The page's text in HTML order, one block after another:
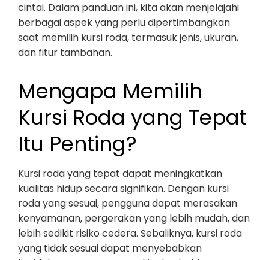
cintai. Dalam panduan ini, kita akan menjelajahi
berbagai aspek yang perlu dipertimbangkan
saat memilih kursi roda, termasuk jenis, ukuran,
dan fitur tambahan.
Mengapa Memilih
Kursi Roda yang Tepat
Itu Penting?
Kursi roda yang tepat dapat meningkatkan
kualitas hidup secara signifikan. Dengan kursi
roda yang sesuai, pengguna dapat merasakan
kenyamanan, pergerakan yang lebih mudah, dan
lebih sedikit risiko cedera. Sebaliknya, kursi roda
yang tidak sesuai dapat menyebabkan